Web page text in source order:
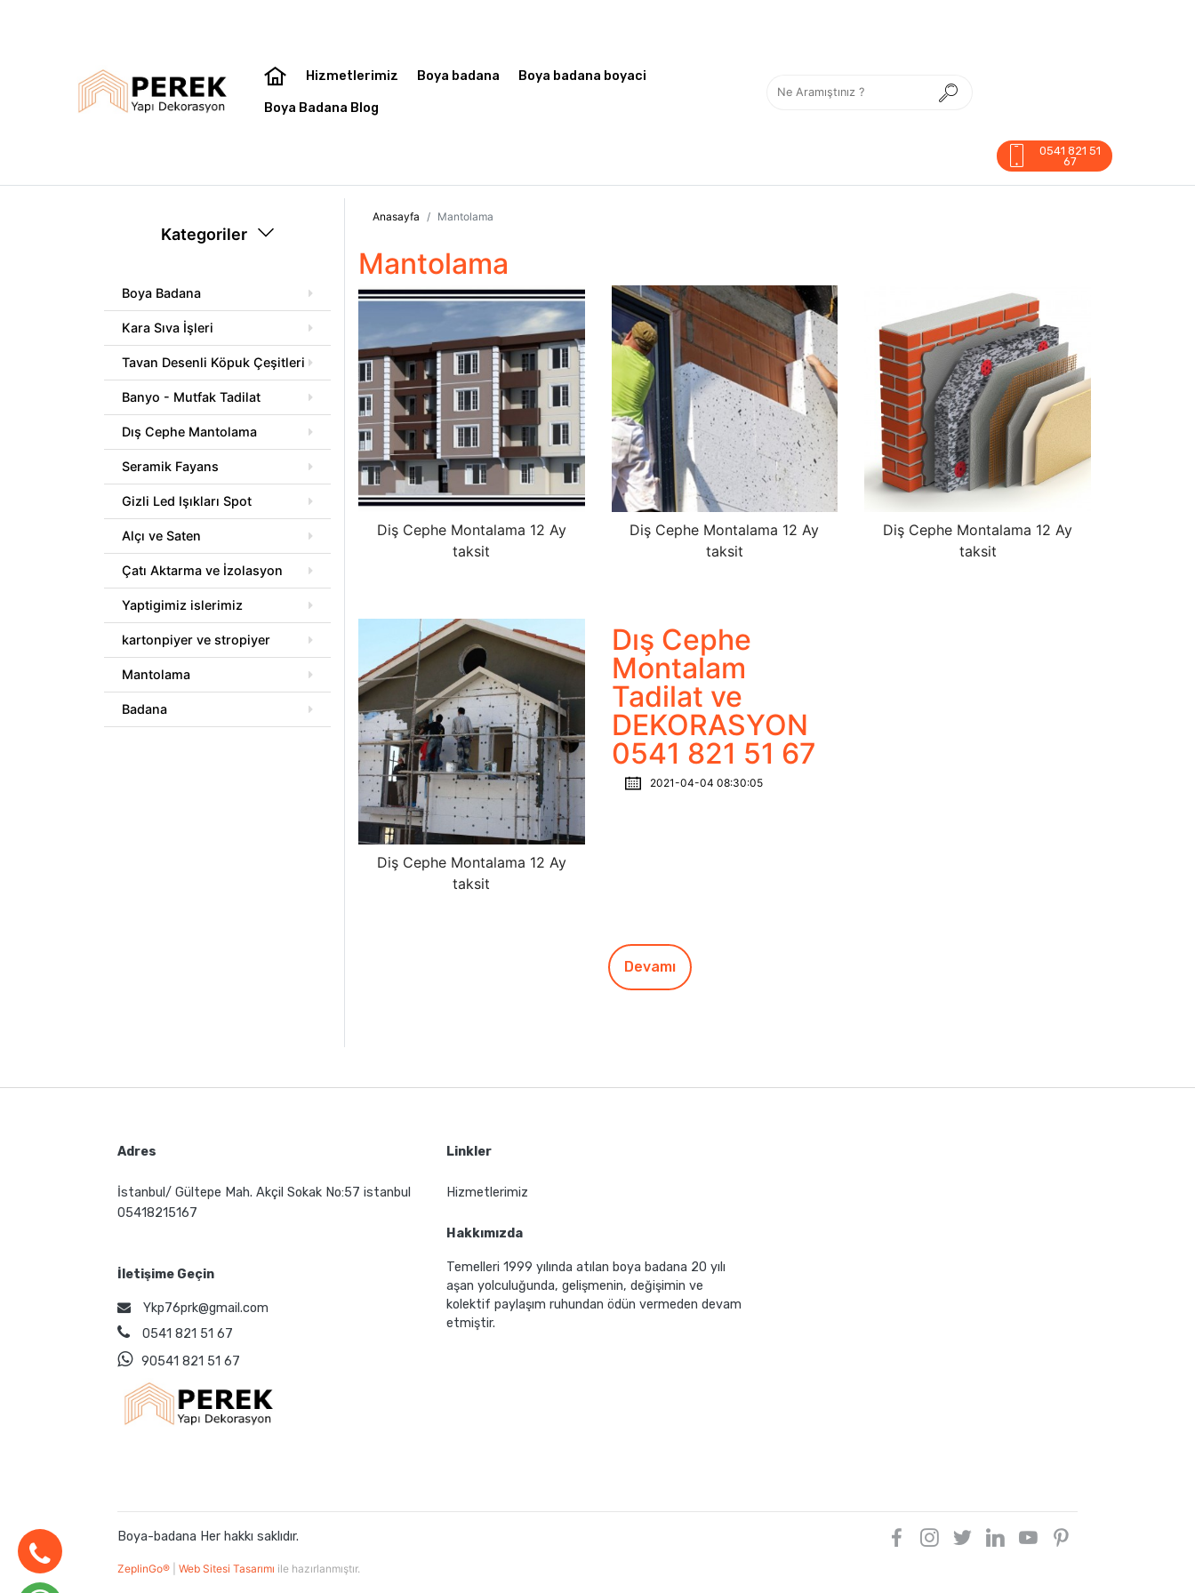
Hizmetlerimiz Boya badana Boya badana boyaci
Boya Badana Blog
0541 821 51
67
Kategoriler
Boya Badana
Kara Sıva İşleri
Tavan Desenli Köpuk Çeşitleri
Banyo - Mutfak Tadilat
Dış Cephe Mantolama
Seramik Fayans
Gizli Led Işıkları Spot
Alçı ve Saten
Çatı Aktarma ve İzolasyon
Yaptigimiz islerimiz
kartonpiyer ve stropiyer
Mantolama
Badana
Anasayfa Mantolama
Mantolama
Diş Cephe Montalama 12 Ay
taksit
Diş Cephe Montalama 12 Ay
taksit
Diş Cephe Montalama 12 Ay
taksit
Diş Cephe Montalama 12 Ay
taksit
Dış Cephe
Montalam
Tadilat ve
DEKORASYON
0541 821 51 67
2021-04-04 08:30:05
Devamı
Adres
İstanbul/ Gültepe Mah. Akçil Sokak No:57 istanbul
05418215167
İletişime Geçin
Ykp76prk@gmail.com
0541 821 51 67
90541 821 51 67
Linkler
Hizmetlerimiz
Hakkımızda
Temelleri 1999 yılında atılan boya badana 20 yılı
aşan yolculuğunda, gelişmenin, değişimin ve
kolektif paylaşım ruhundan ödün vermeden devam
etmiştir.
Boya-badana Her hakkı saklıdır.
ZeplinGo® Web Sitesi Tasarımı ile hazırlanmıştır.